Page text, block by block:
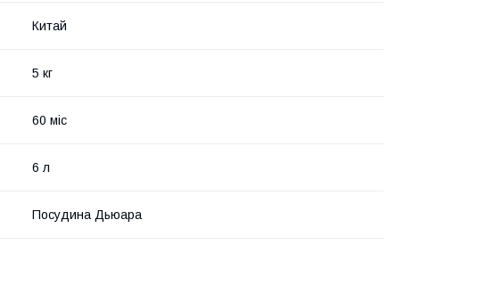
Китай
5 кг
60 міс
6 л
Посудина Дьюара